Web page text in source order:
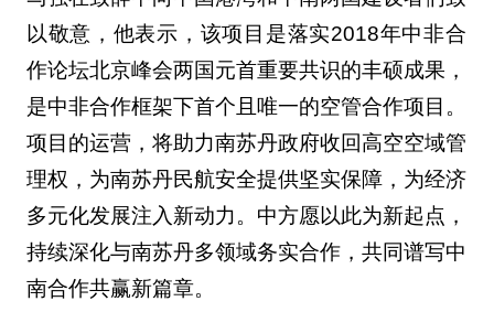
以敬意，他表示，该项目是落实2018年中非合
作论坛北京峰会两国元首重要共识的丰硕成果，
是中非合作框架下首个且唯一的空管合作项目。
项目的运营，将助力南苏丹政府收回高空空域管
理权，为南苏丹民航安全提供坚实保障，为经济
多元化发展注入新动力。中方愿以此为新起点，
持续深化与南苏丹多领域务实合作，共同谱写中
南合作共赢新篇章。